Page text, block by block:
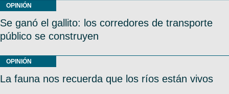
OPINIÓN
Se ganó el gallito: los corredores de transporte
público se construyen
OPINIÓN
La fauna nos recuerda que los ríos están vivos